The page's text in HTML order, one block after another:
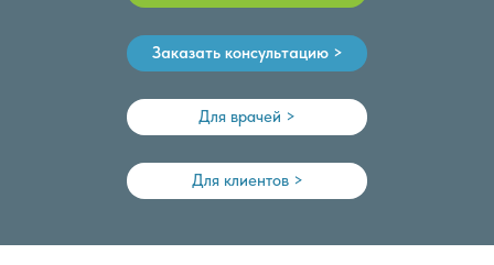
Заказать консультацию >
Для клиентов >
Для врачей >